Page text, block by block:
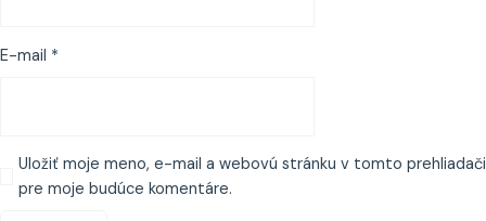
E-mail *
Uložiť moje meno, e-mail a webovú stránku v tomto prehliadači
pre moje budúce komentáre.